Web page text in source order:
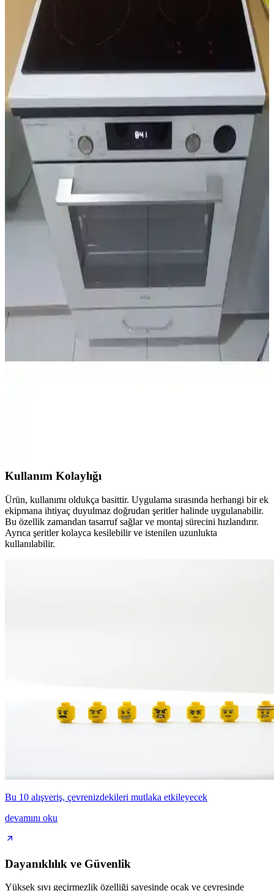
Mobben ankastre dolabı, modern tasarımı ve dayanıklı
malzemeleriyle mutfaklara şıklık katarken, kolay montaj ve uyum
özellikleriyle kullanıcı memnuniyetini artırıyor.
İslamoğlu Ankastre Ocak Altı Tezgah: Modern ve
Dayanıklı Mutfak Çözümü
İslamoğlu ankastre ocak altı tezgahı, modern tasarımı ve dayanıklı
malzemeleriyle mutfaklarda estetik ve kullanışlılık sunar, kolay
montaj ve uzun ömür sağlar.
Genel Markalar Üstü Kapalı Altı Kapaklı Ankastre
Fırın Dolabı Özellikleri ve Kullanım Avantajları
Bu ankastre fırın dolabı, modern tasarımı, kolay montajı ve dayanıklı
malzemeleriyle mutfaklara estetik ve fonksiyonellik katıyor. 2 yıl
garanti ile güvenle kullanabilirsiniz.
Massan Ankastre Modül Ürgüp Antrasit: Modern ve
Dayanıklı Mutfak Çözümü
Massan Ankastre Modül Ürgüp Antrasit, modern mutfaklara şıklık
ve fonksiyonellik katan dayanıklı ve estetik tasarımıyla öne çıkan bir
çözümdür. Uyumlu ve uzun ömürlü kullanımıyla tercih edilir.
Dekomonte Ayaklı Siyah Kulplu Ankastre Modül
Dolap - İşlevsel ve Şık Tasarım
Dekomonte ayaklı ankastre dolap, siyah kulplu ayarlı tasarımı ve
suntalam malzemesiyle mutfaklarda şıklık ve işlevsellik sunar. Kolay
montaj ve standart ankastre ürünlerle uyumludur.
Kullanım Kolaylığı
Ürün, kullanımı oldukça basittir. Uygulama sırasında herhangi bir ek
ekipmana ihtiyaç duyulmaz doğrudan şeritler halinde uygulanabilir.
Bu özellik zamandan tasarruf sağlar ve montaj sürecini hızlandırır.
Ayrıca şeritler kolayca kesilebilir ve istenilen uzunlukta
kullanılabilir.
Bu 10 alışveriş, çevrenizdekileri mutlaka etkileyecek
devamını oku
Dayanıklılık ve Güvenlik
Yüksek sıvı geçirmezlik özelliği sayesinde ocak ve çevresinde